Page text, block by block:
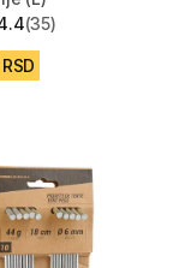
from 35
(35)